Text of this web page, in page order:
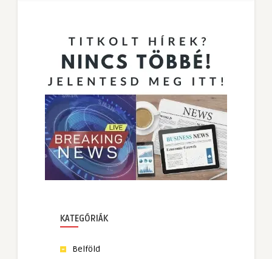
KATEGÓRIÁK
Belföld